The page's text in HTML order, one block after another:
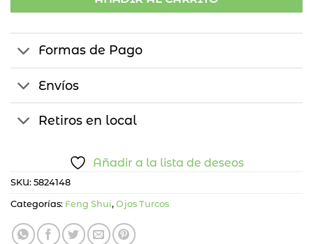
Formas de Pago
Envíos
Retiros en local
Añadir a la lista de deseos
SKU: 5824148
Categorías: Feng Shui, Ojos Turcos